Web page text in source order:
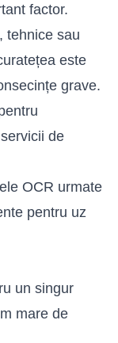
factor.
tehnice sau
este
grave.
de
OCR urmate
pentru uz
un singur
mare de